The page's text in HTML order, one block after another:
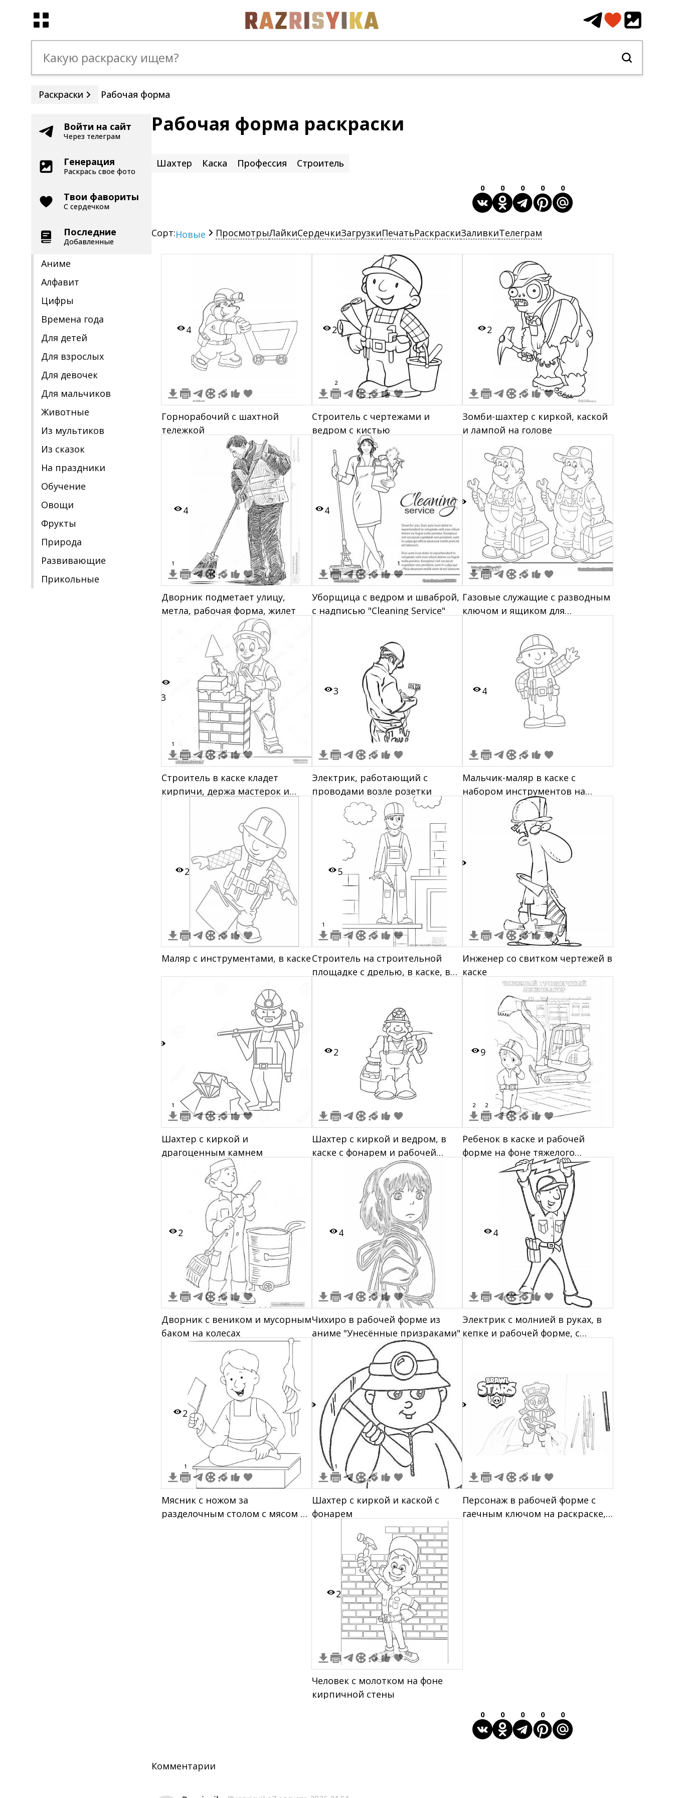
Раскраски Рабочая форма
Войти на сайт
Через телеграм
Генерация
Раскрась свое фото
Твои фавориты
С сердечком
Последние
Добавленные
Аниме
Алфавит
Цифры
Времена года
Для детей
Для взрослых
Для девочек
Для мальчиков
Животные
Из мультиков
Из сказок
На праздники
Обучение
Овощи
Фрукты
Природа
Развивающие
Прикольные
Рабочая форма раскраски
Шахтер Каска Профессия Строитель
0 0 0 0 0
Сорт:Новые ПросмотрыЛайкиСердечкиЗагрузкиПечатьРаскраскиЗаливкиТелеграм
4
Горнорабочий с шахтной
тележкой
2
2
Строитель с чертежами и
ведром с кистью
2
Зомби-шахтер с киркой, каской
и лампой на голове
4
1
Дворник подметает улицу,
метла, рабочая форма, жилет
4
1
Уборщица с ведром и шваброй,
с надписью "Cleaning Service"
Газовые служащие с разводным
ключом и ящиком для
3
1
Строитель в каске кладет
кирпичи, держа мастерок и
3
Электрик, работающий с
проводами возле розетки
4
Мальчик-маляр в каске с
набором инструментов на
2
Маляр с инструментами, в каске
5
1
Строитель на строительной
площадке с дрелью, в каске, в
Инженер со свитком чертежей в
каске
1
Шахтер с киркой и
драгоценным камнем
2
Шахтер с киркой и ведром, в
каске с фонарем и рабочей
9
2 2
Ребенок в каске и рабочей
форме на фоне тяжелого
гусеничного экскаватора возле
2
Дворник с веником и мусорным
баком на колесах
4
Чихиро в рабочей форме из
аниме "Унесённые призраками"
4
Электрик с молнией в руках, в
кепке и рабочей форме, с
2
1
Мясник с ножом за
разделочным столом с мясом и
1
Шахтер с киркой и каской с
фонарем
Персонаж в рабочей форме с
гаечным ключом на раскраске,
2
Человек с молотком на фоне
кирпичной стены
0 0 0 0 0
Комментарии